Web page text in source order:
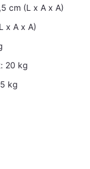
cm (L x A x A)
x A x A)
20 kg
kg